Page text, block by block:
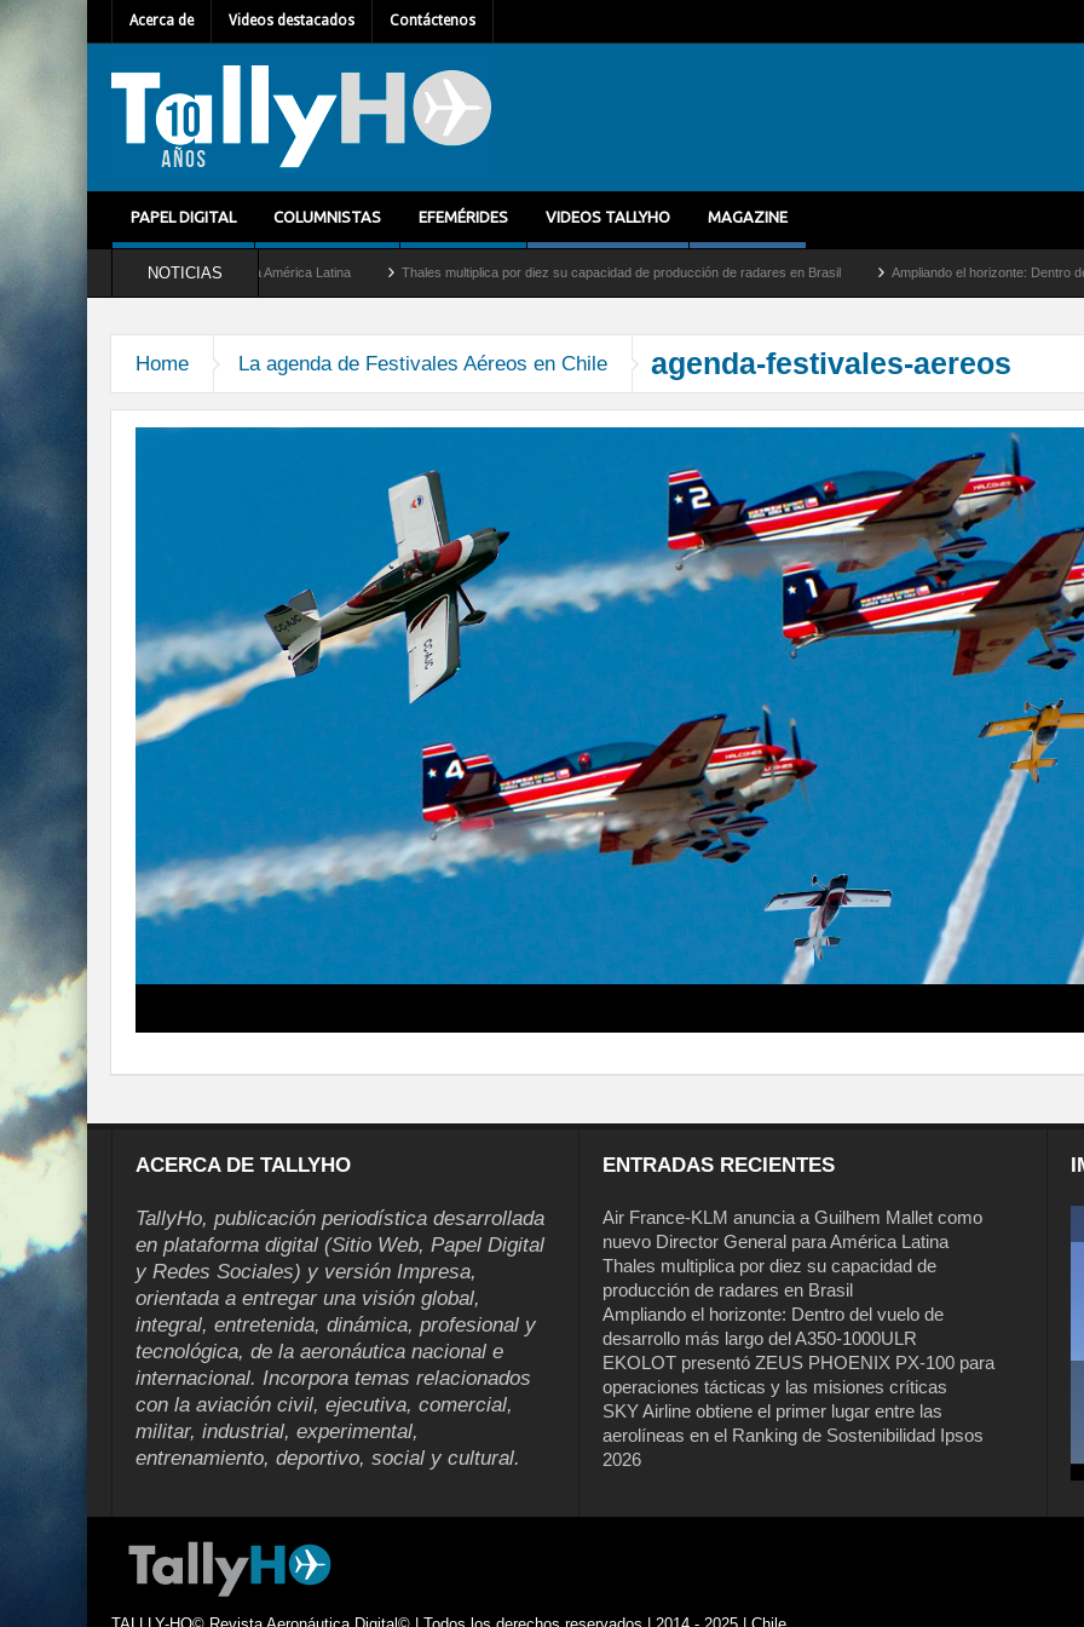
Acerca de Videos destacados Contáctenos
PAPEL DIGITAL COLUMNISTAS EFEMÉRIDES VIDEOS TALLYHO MAGAZINE
NOTICIAS
nuevo Director General para América Latina Thales multiplica por diez su capacidad de producción de radares en Brasil Ampliando el horizonte: Dentro del vuelo
Home La agenda de Festivales Aéreos en Chile agenda-festivales-aereos
ACERCA DE TALLYHO
TallyHo, publicación periodística desarrollada
en plataforma digital (Sitio Web, Papel Digital
y Redes Sociales) y versión Impresa,
orientada a entregar una visión global,
integral, entretenida, dinámica, profesional y
tecnológica, de la aeronáutica nacional e
internacional. Incorpora temas relacionados
con la aviación civil, ejecutiva, comercial,
militar, industrial, experimental,
entrenamiento, deportivo, social y cultural.
ENTRADAS RECIENTES
Air France-KLM anuncia a Guilhem Mallet como
nuevo Director General para América Latina
Thales multiplica por diez su capacidad de
producción de radares en Brasil
Ampliando el horizonte: Dentro del vuelo de
desarrollo más largo del A350-1000ULR
EKOLOT presentó ZEUS PHOENIX PX-100 para
operaciones tácticas y las misiones críticas
SKY Airline obtiene el primer lugar entre las
aerolíneas en el Ranking de Sostenibilidad Ipsos
2026
Air France-KLM anuncia a Guilhem
Mallet como nuevo Director General
para América Latina